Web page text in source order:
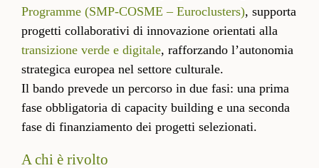
Programme (SMP-COSME – Euroclusters), supporta
progetti collaborativi di innovazione orientati alla
transizione verde e digitale, rafforzando l’autonomia
strategica europea nel settore culturale.
Il bando prevede un percorso in due fasi: una prima
fase obbligatoria di capacity building e una seconda
fase di finanziamento dei progetti selezionati.
A chi è rivolto